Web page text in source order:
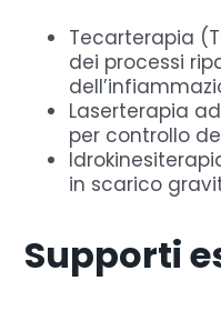
Tecarterapia
dei processi
Laserterapia
per controllo
in scarico
Supporti